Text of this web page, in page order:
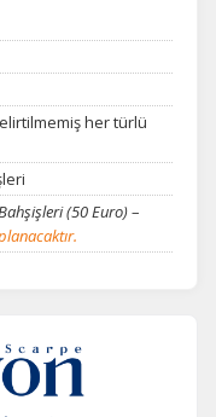
her türlü
(50 Euro)–